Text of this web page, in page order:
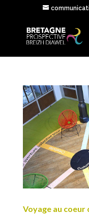
Voyage au coeur